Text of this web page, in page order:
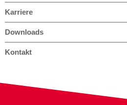
Karriere
Downloads
Kontakt